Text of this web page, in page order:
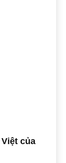
của